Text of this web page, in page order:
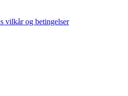
vilkår og betingelser